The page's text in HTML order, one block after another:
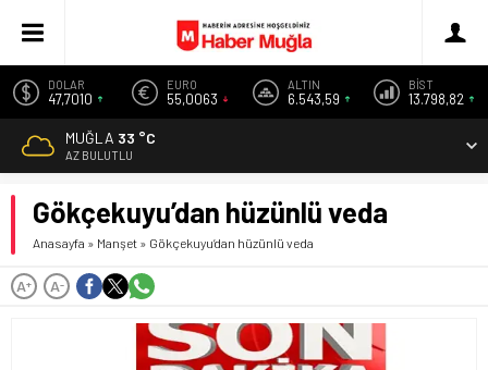
DOLAR
47,7010
EURO
55,0063
ALTIN
6.543,59
BİST
13.798,82
MUĞLA 33 °C
AZ BULUTLU
Gökçekuyu’dan hüzünlü veda
Anasayfa » Manşet » Gökçekuyu’dan hüzünlü veda
A+ A-